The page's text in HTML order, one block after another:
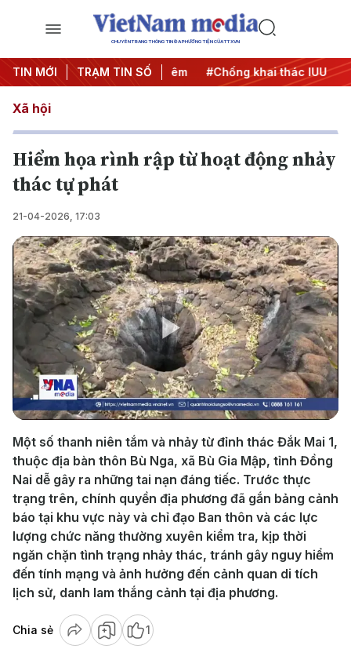
CHUYÊN TRANG THÔNG TIN ĐA PHƯƠNG TIỆN CỦA TTXVN
TIN MỚI TRẠM TIN SỐ
#Chiến dịch 500 ngày đêm #Chống khai thác IUU
Xã hội
Hiểm họa rình rập từ hoạt động nhảy
thác tự phát
21-04-2026, 17:03
Play
Video
Một số thanh niên tắm và nhảy từ đỉnh thác Đắk Mai 1,
thuộc địa bàn thôn Bù Nga, xã Bù Gia Mập, tỉnh Đồng
Nai dễ gây ra những tai nạn đáng tiếc. Trước thực
trạng trên, chính quyền địa phương đã gắn bảng cảnh
báo tại khu vực này và chỉ đạo Ban thôn và các lực
lượng chức năng thường xuyên kiểm tra, kịp thời
ngăn chặn tình trạng nhảy thác, tránh gây nguy hiểm
đến tính mạng và ảnh hưởng đến cảnh quan di tích
lịch sử, danh lam thắng cảnh tại địa phương.
Chia sẻ 1